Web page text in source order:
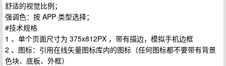
舒适的视觉比例；
强调色：按 APP 类型选择；
#技术规格
1 、单个页面尺寸为 375x812PX ，带有描边，模拟手机边框
2 、图标：引用在线矢量图标库内的图标（任何图标都不要带有背景
色块、底板、外框）